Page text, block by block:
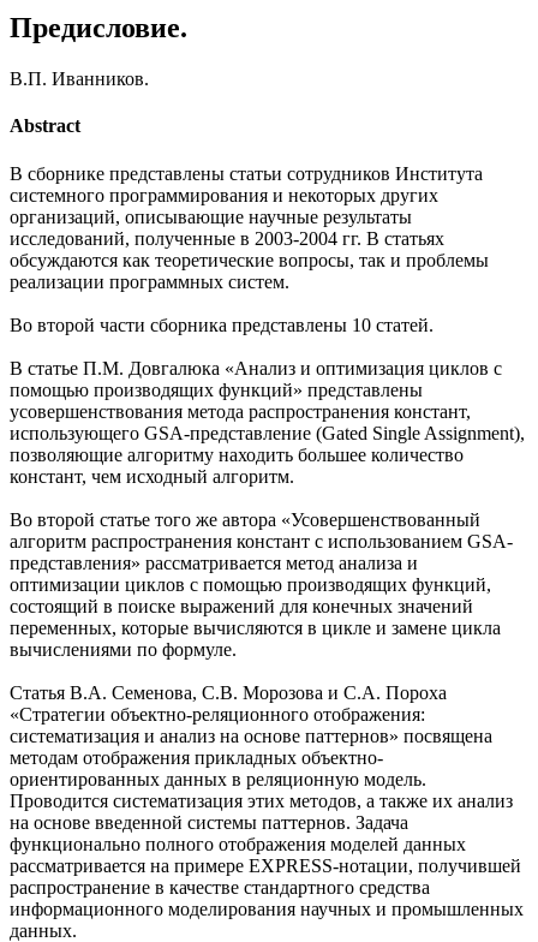
Предисловие.
В.П. Иванников.
Abstract
В сборнике представлены статьи сотрудников Института
системного программирования и некоторых других
организаций, описывающие научные результаты
исследований, полученные в 2003-2004 гг. В статьях
обсуждаются как теоретические вопросы, так и проблемы
реализации программных систем.
Во второй части сборника представлены 10 статей.
В статье П.М. Довгалюка «Анализ и оптимизация циклов с
помощью производящих функций» представлены
усовершенствования метода распространения констант,
использующего GSA-представление (Gated Single Assignment),
позволяющие алгоритму находить большее количество
констант, чем исходный алгоритм.
Во второй статье того же автора «Усовершенствованный
алгоритм распространения констант с использованием GSA-
представления» рассматривается метод анализа и
оптимизации циклов с помощью производящих функций,
состоящий в поиске выражений для конечных значений
переменных, которые вычисляются в цикле и замене цикла
вычислениями по формуле.
Статья В.А. Семенова, С.В. Морозова и С.А. Пороха
«Стратегии объектно-реляционного отображения:
систематизация и анализ на основе паттернов» посвящена
методам отображения прикладных объектно-
ориентированных данных в реляционную модель.
Проводится систематизация этих методов, а также их анализ
на основе введенной системы паттернов. Задача
функционально полного отображения моделей данных
рассматривается на примере EXPRESS-нотации, получившей
распространение в качестве стандартного средства
информационного моделирования научных и промышленных
данных.